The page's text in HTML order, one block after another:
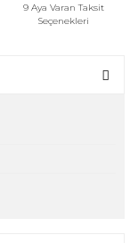
9 Aya Varan Taksit
Seçenekleri